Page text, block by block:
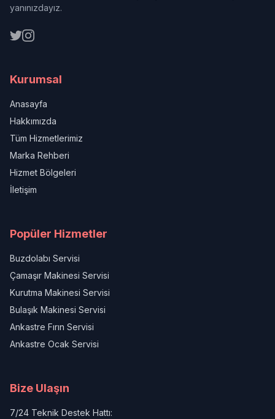
yanınızdayız.
Kurumsal
Anasayfa
Hakkımızda
Tüm Hizmetlerimiz
Marka Rehberi
Hizmet Bölgeleri
İletişim
Popüler Hizmetler
Buzdolabı Servisi
Çamaşır Makinesi Servisi
Kurutma Makinesi Servisi
Bulaşık Makinesi Servisi
Ankastre Fırın Servisi
Ankastre Ocak Servisi
Bize Ulaşın
7/24 Teknik Destek Hattı: